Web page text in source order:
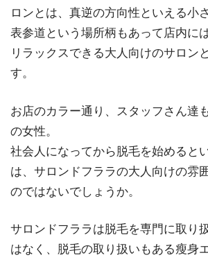
ロンとは、真逆の方向性といえる小
表参道という場所柄もあって店内に
リラックスできる大人向けのサロン
す。
お店のカラー通り、スタッフさん達
の女性。
社会人になってから脱毛を始めると
は、サロンドフララの大人向けの雰
のではないでしょうか。
サロンドフララは脱毛を専門に取り
はなく、脱毛の取り扱いもある瘦身